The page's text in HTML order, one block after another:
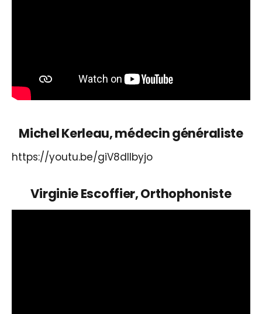
Michel Kerleau, médecin généraliste
https://youtu.be/giV8dlIbyjo
Virginie Escoffier, Orthophoniste